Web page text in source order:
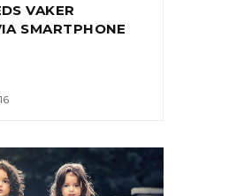
VAKER
SMARTPHONE